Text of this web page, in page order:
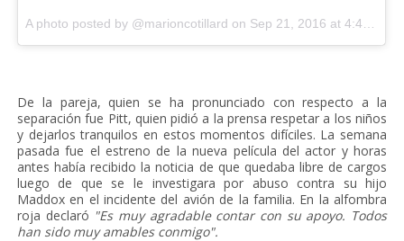
A photo posted by @marioncotillard on Sep 21, 2016 at 4:43pm PDT
De la pareja, quien se ha pronunciado con respecto a la
separación fue Pitt, quien pidió a la prensa respetar a los niños
y dejarlos tranquilos en estos momentos difíciles. La semana
pasada fue el estreno de la nueva película del actor y horas
antes había recibido la noticia de que quedaba libre de cargos
luego de que se le investigara por abuso contra su hijo
Maddox en el incidente del avión de la familia. En la alfombra
roja declaró "Es muy agradable contar con su apoyo. Todos
han sido muy amables conmigo".